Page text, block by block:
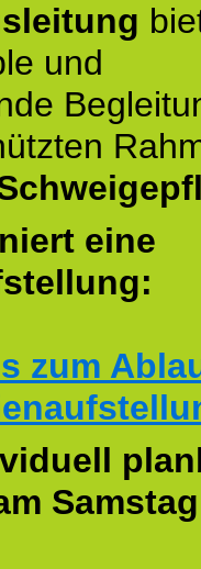
und
eine
zum